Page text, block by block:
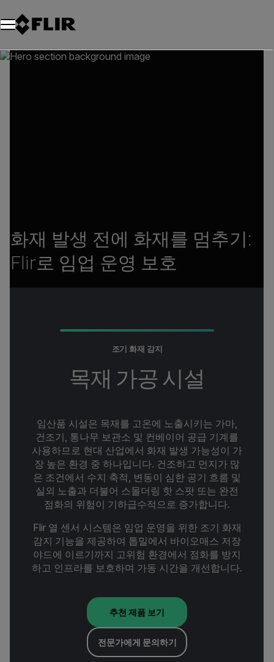
화재 발생 전에 화재를 멈추기:
Flir로 임업 운영 보호
조기 화재 감지
목재 가공 시설
임산품 시설은 목재를 고온에 노출시키는 가마,
건조기, 통나무 보관소 및 컨베이어 공급 기계를
사용하므로 현대 산업에서 화재 발생 가능성이 가
장 높은 환경 중 하나입니다. 건조하고 먼지가 많
은 조건에서 수지 축적, 변동이 심한 공기 흐름 및
실외 노출과 더불어 스몰더링 핫 스팟 또는 완전
점화의 위험이 기하급수적으로 증가합니다.
Flir 열 센서 시스템은 임업 운영을 위한 조기 화재
감지 기능을 제공하여 톱밀에서 바이오매스 저장
야드에 이르기까지 고위험 환경에서 점화를 방지
하고 인프라를 보호하며 가동 시간을 개선합니다.
추천 제품 보기
전문가에게 문의하기